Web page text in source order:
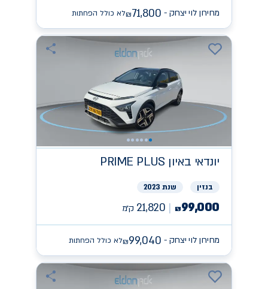
מחירון לוי יצחק - ₪71,800 לא כולל הפחתות
יונדאי PRIME PLUS באיון
בנזין שנת 2023
₪99,000
21,820 ק״מ
מחירון לוי יצחק - ₪99,040 לא כולל הפחתות